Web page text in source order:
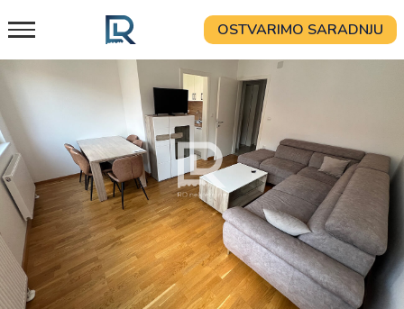
Skip
content
OSTVARIMO SARADNJU